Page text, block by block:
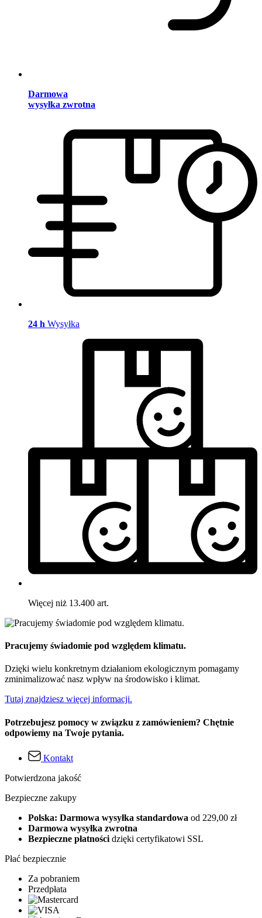
Darmowa
wysyłka zwrotna
24 h Wysyłka
Więcej niż 13.400 art.
Pracujemy świadomie pod względem klimatu.
Dzięki wielu konkretnym działaniom ekologicznym pomagamy
zminimalizować nasz wpływ na środowisko i klimat.
Tutaj znajdziesz więcej informacji.
Potrzebujesz pomocy w związku z zamówieniem? Chętnie
odpowiemy na Twoje pytania.
Kontakt
Potwierdzona jakość
Bezpieczne zakupy
Polska: Darmowa wysyłka standardowa od 229,00 zł
Darmowa wysyłka zwrotna
Bezpieczne płatności dzięki certyfikatowi SSL
Płać bezpiecznie
Za pobraniem
Przedpłata